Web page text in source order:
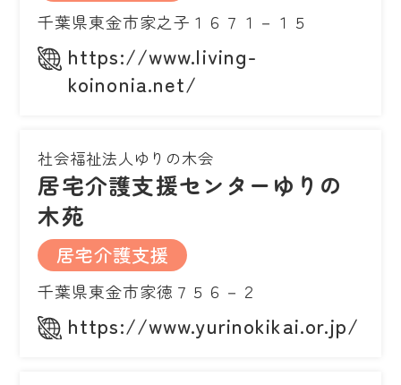
千葉県東金市家之子１６７１－１５
https://www.living-
koinonia.net/
社会福祉法人ゆりの木会
居宅介護支援センターゆりの
木苑
居宅介護支援
千葉県東金市家徳７５６－２
https://www.yurinokikai.or.jp/